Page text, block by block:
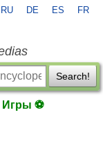
RU DE ES FR
Search!
Игры ⚽